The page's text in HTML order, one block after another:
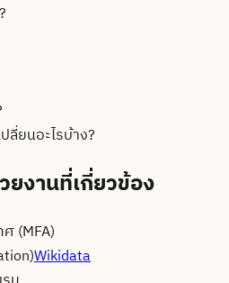
ลี่ยนอะไรบ้าง?
งานที่เกี่ยวข้อง
(MFA)
)Wikidata